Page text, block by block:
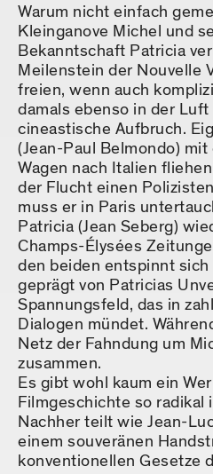
Warum nicht einfach
Kleinganove Michel und
Bekanntschaft Patricia
Meilenstein der Nouvelle
freien, wenn auch
damals ebenso in der
cineastische Aufbruch.
(Jean-Paul Belmondo)
Wagen nach Italien
der Flucht einen
muss er in Paris
Patricia (Jean Seberg)
Champs-Élysées
den beiden entspinnt
geprägt von Patricias
Spannungsfeld, das in
Dialogen mündet.
Netz der Fahndung um
zusammen.
Es gibt wohl kaum ein
Filmgeschichte so radikal
Nachher teilt wie Jean-
einem souveränen
konventionellen Gesetze